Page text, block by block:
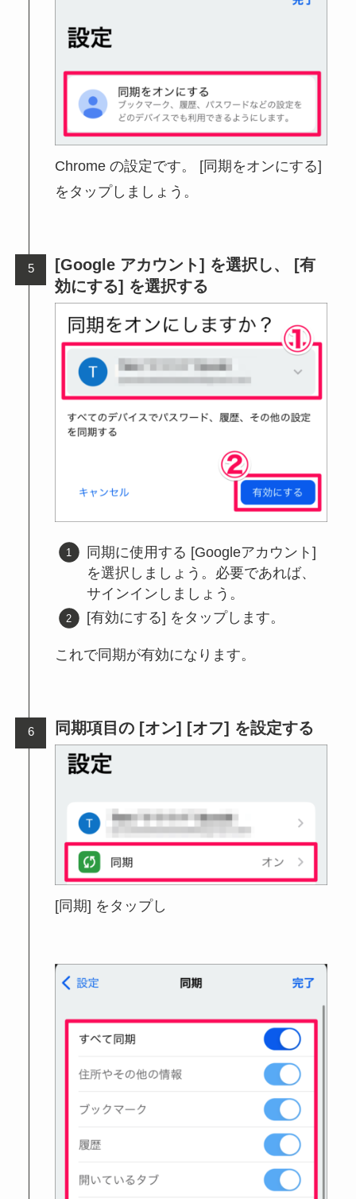
Chrome の設定です。 [同期をオンにする]
をタップしましょう。
[Google アカウント] を選択し、 [有
効にする] を選択する
同期に使用する [Googleアカウント]
を選択しましょう。必要であれば、
サインインしましょう。
[有効にする] をタップします。
これで同期が有効になります。
同期項目の [オン] [オフ] を設定する
[同期] をタップし